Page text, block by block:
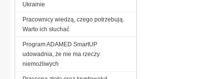
Ukrainie
Pracownicy wiedzą, czego potrzebują.
Warto ich słuchać
Program ADAMED SmartUP
udowadnia, że nie ma rzeczy
niemożliwych